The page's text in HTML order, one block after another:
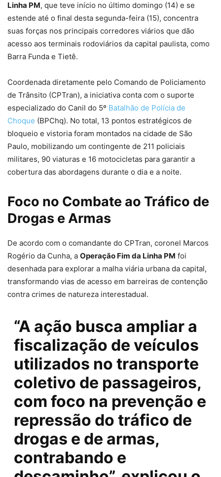
Linha PM, que teve início no último domingo (14) e se
estende até o final desta segunda-feira (15), concentra
suas forças nos principais corredores viários que dão
acesso aos terminais rodoviários da capital paulista, como
Barra Funda e Tietê.
Coordenada diretamente pelo Comando de Policiamento
de Trânsito (CPTran), a iniciativa conta com o suporte
especializado do Canil do 5º Batalhão de Polícia de
Choque (BPChq). No total, 13 pontos estratégicos de
bloqueio e vistoria foram montados na cidade de São
Paulo, mobilizando um contingente de 211 policiais
militares, 90 viaturas e 16 motocicletas para garantir a
cobertura das abordagens durante o dia e a noite.
Foco no Combate ao Tráfico de
Drogas e Armas
De acordo com o comandante do CPTran, coronel Marcos
Rogério da Cunha, a Operação Fim da Linha PM foi
desenhada para explorar a malha viária urbana da capital,
transformando vias de acesso em barreiras de contenção
contra crimes de natureza interestadual.
“A ação busca ampliar a
fiscalização de veículos
utilizados no transporte
coletivo de passageiros,
com foco na prevenção e
repressão do tráfico de
drogas e de armas,
contrabando e